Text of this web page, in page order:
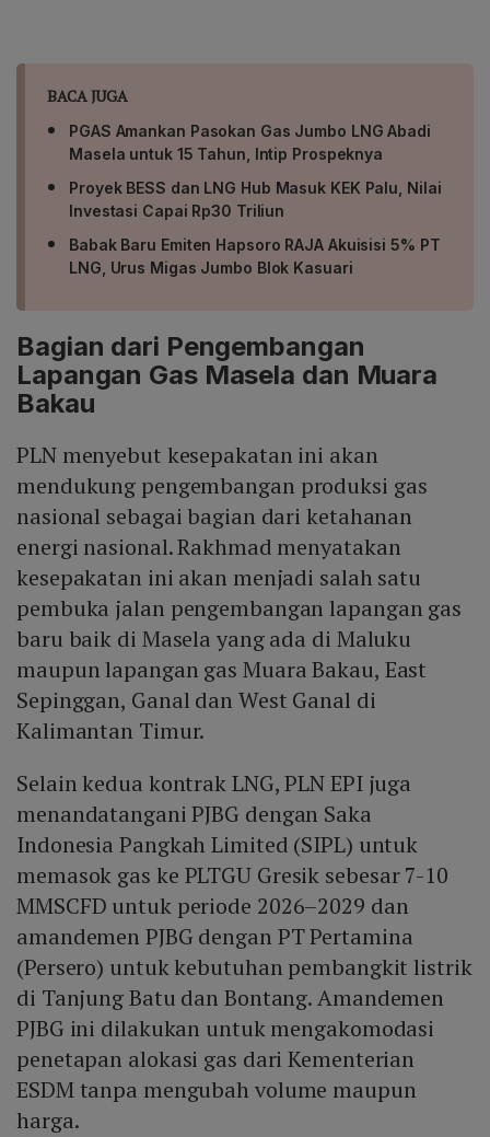
BACA JUGA
PGAS Amankan Pasokan Gas Jumbo LNG Abadi
Masela untuk 15 Tahun, Intip Prospeknya
Proyek BESS dan LNG Hub Masuk KEK Palu, Nilai
Investasi Capai Rp30 Triliun
Babak Baru Emiten Hapsoro RAJA Akuisisi 5% PT
LNG, Urus Migas Jumbo Blok Kasuari
Bagian dari Pengembangan
Lapangan Gas Masela dan Muara
Bakau
PLN menyebut kesepakatan ini akan
mendukung pengembangan produksi gas
nasional sebagai bagian dari ketahanan
energi nasional. Rakhmad menyatakan
kesepakatan ini akan menjadi salah satu
pembuka jalan pengembangan lapangan gas
baru baik di Masela yang ada di Maluku
maupun lapangan gas Muara Bakau, East
Sepinggan, Ganal dan West Ganal di
Kalimantan Timur.
Selain kedua kontrak LNG, PLN EPI juga
menandatangani PJBG dengan Saka
Indonesia Pangkah Limited (SIPL) untuk
memasok gas ke PLTGU Gresik sebesar 7-10
MMSCFD untuk periode 2026–2029 dan
amandemen PJBG dengan PT Pertamina
(Persero) untuk kebutuhan pembangkit listrik
di Tanjung Batu dan Bontang. Amandemen
PJBG ini dilakukan untuk mengakomodasi
penetapan alokasi gas dari Kementerian
ESDM tanpa mengubah volume maupun
harga.